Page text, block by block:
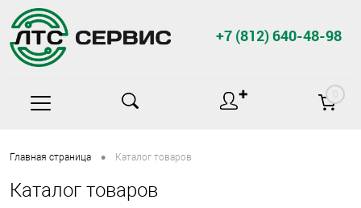
+7 (812) 640-48-98
✚ 0
Главная страница • Каталог товаров
Каталог товаров